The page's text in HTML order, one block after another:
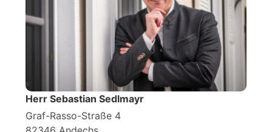
Herr Sebastian Sedlmayr
Graf-Rasso-Straße 4